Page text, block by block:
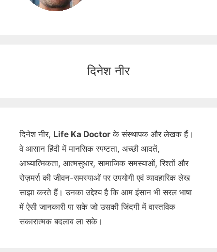
दिनेश नीर
दिनेश नीर, Life Ka Doctor के संस्थापक और लेखक हैं।
वे आसान हिंदी में मानसिक स्पष्टता, अच्छी आदतें,
आध्यात्मिकता, आत्मसुधार, सामाजिक समस्याओं, रिश्तों और
रोज़मर्रा की जीवन-समस्याओं पर उपयोगी एवं व्यावहारिक लेख
साझा करते हैं। उनका उद्देश्य है कि आम इंसान भी सरल भाषा
में ऐसी जानकारी पा सके जो उसकी जिंदगी में वास्तविक
सकारात्मक बदलाव ला सके।